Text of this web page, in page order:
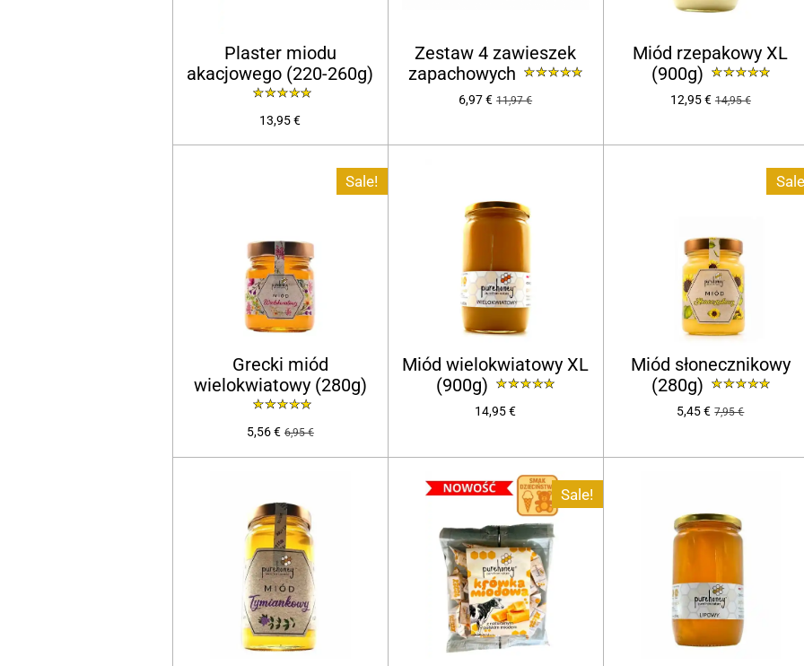
Plaster miodu
akacjowego (220-260g)
13,95 €
Zestaw 4 zawieszek
zapachowych
6,97 € 11,97 €
Miód rzepakowy XL
(900g)
12,95 € 14,95 €
Sale!
Grecki miód
wielokwiatowy (280g)
5,56 € 6,95 €
Miód wielokwiatowy XL
(900g)
14,95 €
Miód słonecznikowy
(280g)
5,45 € 7,95 €
Sale!